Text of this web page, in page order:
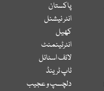
پاکستان
انٹر نیشنل
کھیل
انٹرٹینمنٹ
لائف اسٹائل
ٹاپ ٹرینڈ
دلچسپ و عجیب